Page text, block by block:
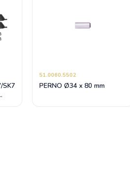
SK7/NA7/ST7
51.0060.5502
PERNO Ø34 x 80 mm